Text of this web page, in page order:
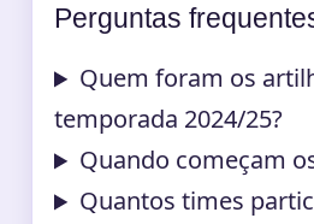
Perguntas
Quem foram os
temporada 2024/25?
Quando começam
Quantos times